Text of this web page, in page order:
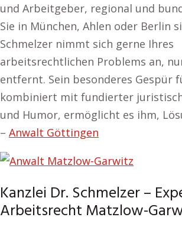
und Arbeitgeber, regional und
Sie in München, Ahlen oder Berlin
Schmelzer nimmt sich gerne Ihres
arbeitsrechtlichen Problems an,
entfernt. Sein besonderes Gespür
kombiniert mit fundierter
und Humor, ermöglicht es ihm,
– Anwalt Göttingen
Kanzlei Dr. Schmelzer –
Arbeitsrecht Matzlow-